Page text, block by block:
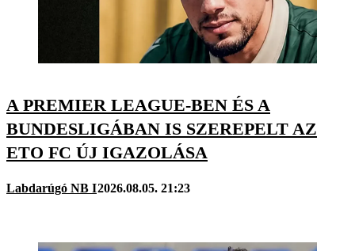
A PREMIER LEAGUE-BEN ÉS A
BUNDESLIGÁBAN IS SZEREPELT AZ
ETO FC ÚJ IGAZOLÁSA
Labdarúgó NB I2026.08.05. 21:23